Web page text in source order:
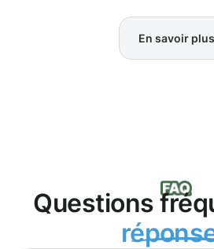
En savoir plus
Questions